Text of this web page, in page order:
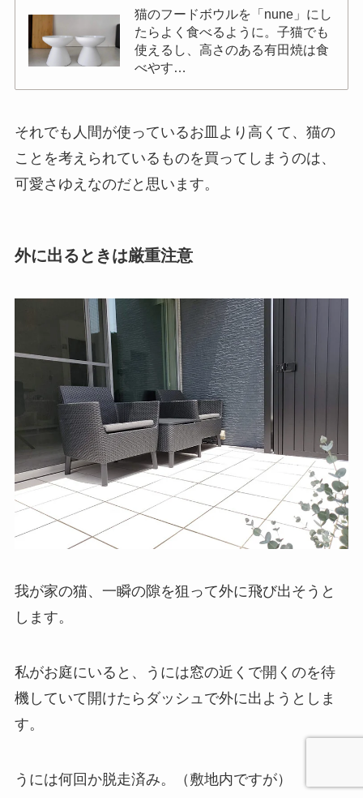
猫のフードボウルを「nune」にし
たらよく食べるように。子猫でも
使えるし、高さのある有田焼は食
べやす…
それでも人間が使っているお皿より高くて、猫の
ことを考えられているものを買ってしまうのは、
可愛さゆえなのだと思います。
外に出るときは厳重注意
我が家の猫、一瞬の隙を狙って外に飛び出そうと
します。
私がお庭にいると、うには窓の近くで開くのを待
機していて開けたらダッシュで外に出ようとしま
す。
うには何回か脱走済み。（敷地内ですが）